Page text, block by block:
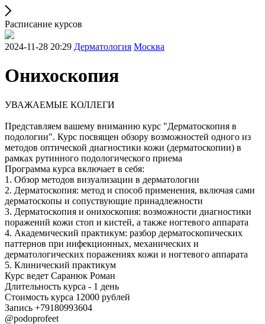
Расписание курсов
2024-11-28 20:29 Дерматология Москва
Онихоскопия
УВАЖАЕМЫЕ КОЛЛЕГИ
Представляем вашему вниманию курс "Дерматоскопия в
подологии". Курс посвящен обзору возможностей одного из
методов оптической диагностики кожи (дерматоскопии) в
рамках рутинного подологического приема
Программа курса включает в себя:
1. Обзор методов визуализации в дерматологии
2. Дерматоскопия: метод и способ применения, включая сами
дерматоскопы и сопуствующие принадлежности
3. Дерматоскопия и онихоскопия: возможности диагностики
поражений кожи стоп и кистей, а также ногтевого аппарата
4. Академический практикум: разбор дерматоскопических
паттернов при инфекционных, механических и
дерматологических поражениях кожи и ногтевого аппарата
5. Клинический практикум
Курс ведет Саранюк Роман
Длительность курса - 1 день
Стоимость курса 12000 рублей
Запись +79180993604
@podoprofeet